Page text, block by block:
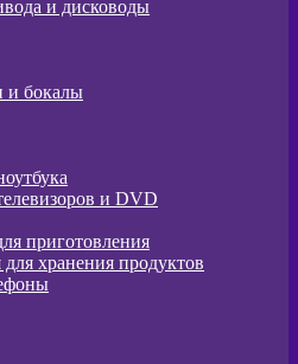
и дисководы
и бокалы
и DVD
приготовления
хранения продуктов